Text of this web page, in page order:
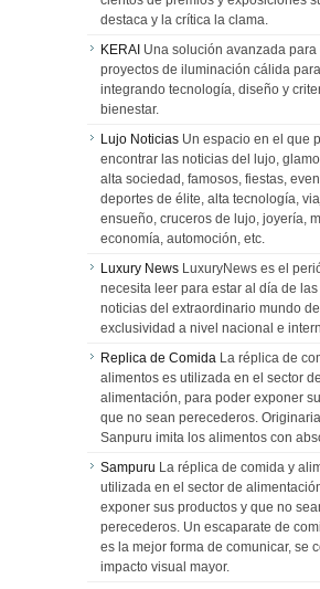
destaca y la crítica la clama.
KERAI Una solución avanzada
proyectos de iluminación cálida
integrando tecnología, diseño y
bienestar.
Lujo Noticias Un espacio en el que
encontrar las noticias del lujo,
alta sociedad, famosos, fiestas,
deportes de élite, alta tecnología,
ensueño, cruceros de lujo, joyería,
economía, automoción, etc.
Luxury News LuxuryNews es el
necesita leer para estar al día de
noticias del extraordinario mundo
exclusividad a nivel nacional e
Replica de Comida La réplica de
alimentos es utilizada en el sector de
alimentación, para poder exponer
que no sean perecederos.
Sanpuru imita los alimentos con
Sampuru La réplica de comida y
utilizada en el sector de
exponer sus productos y que no
perecederos. Un escaparate de
es la mejor forma de comunicar, se
impacto visual mayor.